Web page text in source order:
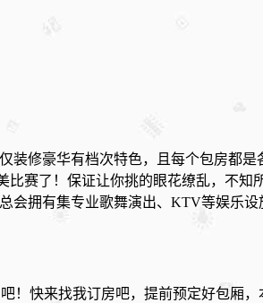
修豪华有档次特色，且每个包房都
赛了！保证让你挑的眼花缭乱，不知
拥有集专业歌舞演出、KTV等娱乐
快来找我订房吧，提前预定好包厢